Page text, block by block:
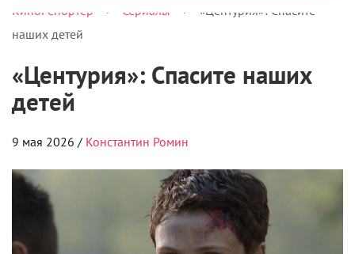
ВСЕ ПОДКАСТЫ
КиноРепортер > Сериалы >
«Центурия»: Спасите
наших детей
«Центурия»: Спасите наших
детей
9 мая 2026 / Константин Ромин